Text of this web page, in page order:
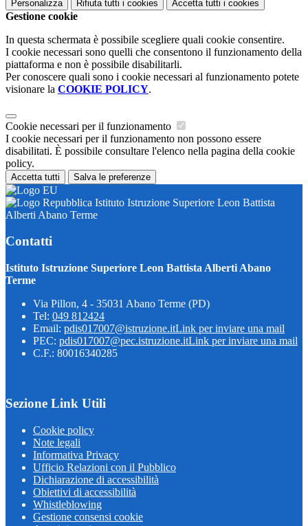
Personalizza Rifiuta tutti i cookies Accetta tutti i cookies
Gestione cookie
In questa schermata è possibile scegliere quali cookie consentire.
I cookie necessari sono quelli che consentono il funzionamento della
piattaforma e non è possibile disabilitarli.
Per conoscere quali sono i cookie necessari al funzionamento potete
visionare la COOKIE POLICY.
Cookie necessari per il funzionamento
I cookie necessari per il funzionamento non possono essere
disabilitati. È possibile consultare l'elenco nella pagina della cookie
policy.
Accetta tutti Salva le preferenze
Istituto Istruzione Superiore Leon Battista
Alberti Abano Terme
Contatti
Istituto Istruzione Superiore Leon Battista Alberti Abano
Terme
Via Pillon, 4 - 35031 Abano Terme (PD)
Tel: 049 812424
Email: pdis017007@istruzione.itLink per inviare una mail
PEC: pdis017007@pec.istruzione.itLink per inviare una mail
C.F.: 80016340285
Sezione Link Utili
Cookie policy
Note legali
Informativa Privacy
Ufficio Relazioni con il Pubblico
Dichiarazione di accessibilità
Obiettivi di accessibilità
Whistleblowing
Gestione consensi cookie